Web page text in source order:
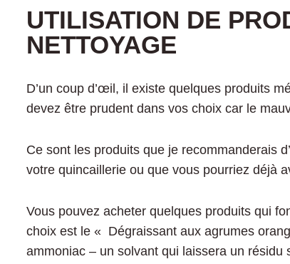
UTILISATION DE
NETTOYAGE
D’un coup d’œil, il existe quelques produits
devez être prudent dans vos choix car le
Ce sont les produits que je recommanderais
votre quincaillerie ou que vous pourriez déjà
Vous pouvez acheter quelques produits qui
choix est le « Dégraissant aux agrumes
ammoniac – un solvant qui laissera un